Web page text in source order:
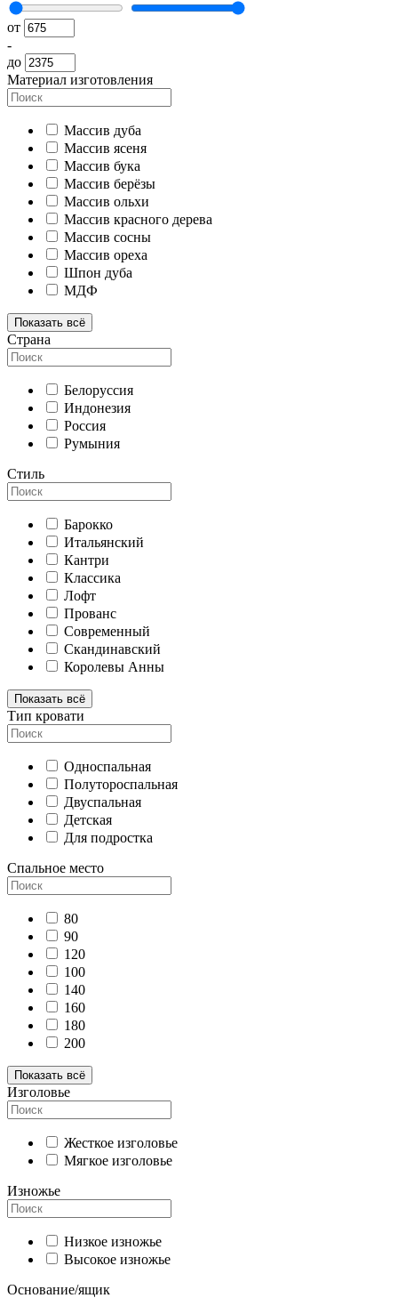
от
-
до
Материал изготовления
Массив дуба
Массив ясеня
Массив бука
Массив берёзы
Массив ольхи
Массив красного дерева
Массив сосны
Массив ореха
Шпон дуба
МДФ
Показать всё
Страна
Белоруссия
Индонезия
Россия
Румыния
Стиль
Барокко
Итальянский
Кантри
Классика
Лофт
Прованс
Современный
Скандинавский
Королевы Анны
Показать всё
Тип кровати
Односпальная
Полутороспальная
Двуспальная
Детская
Для подростка
Спальное место
80
90
120
100
140
160
180
200
Показать всё
Изголовье
Жесткое изголовье
Мягкое изголовье
Изножье
Низкое изножье
Высокое изножье
Основание/ящик